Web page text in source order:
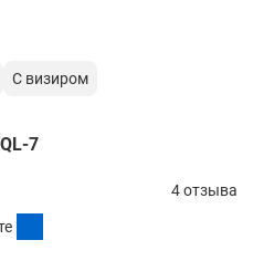
С визиром
7
4 отзыва